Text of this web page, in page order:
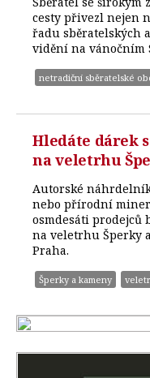
cesty přivezl nejen
řadu sběratelských
vidění na vánočním
netradiční sběratelské
Hledáte dárek
na veletrhu
Autorské
nebo přírodní
osmdesáti prodejců
na veletrhu Šperky
Praha.
Šperky a kameny